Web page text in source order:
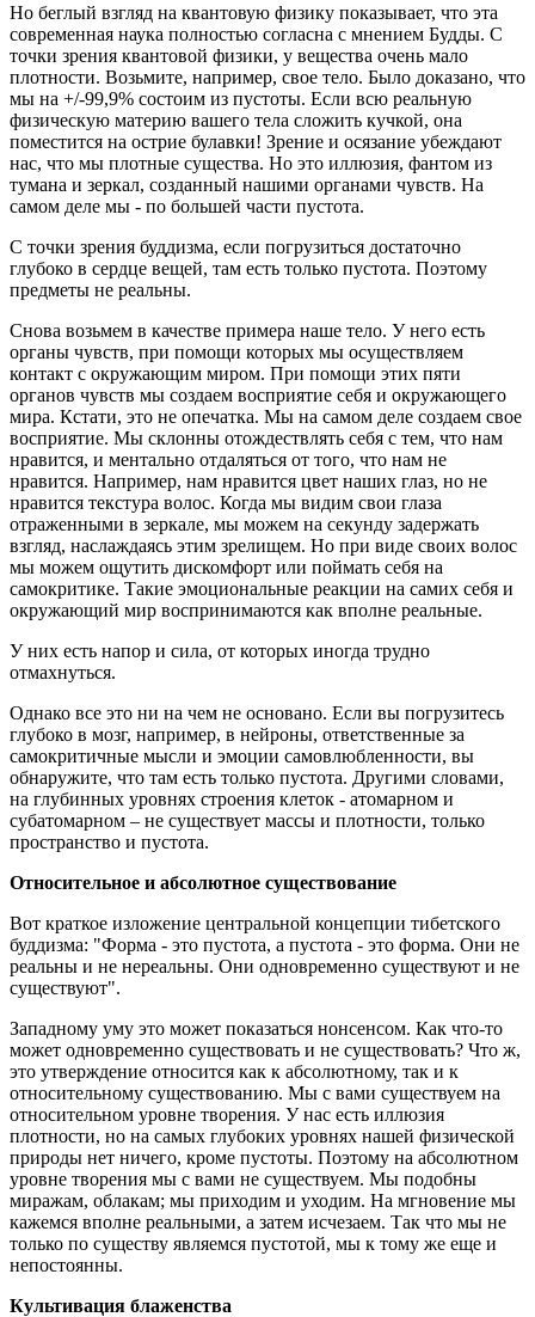
Но беглый взгляд на квантовую физику показывает, что эта
современная наука полностью согласна с мнением Будды. С
точки зрения квантовой физики, у вещества очень мало
плотности. Возьмите, например, свое тело. Было доказано, что
мы на +/-99,9% состоим из пустоты. Если всю реальную
физическую материю вашего тела сложить кучкой, она
поместится на острие булавки! Зрение и осязание убеждают
нас, что мы плотные существа. Но это иллюзия, фантом из
тумана и зеркал, созданный нашими органами чувств. На
самом деле мы - по большей части пустота.
С точки зрения буддизма, если погрузиться достаточно
глубоко в сердце вещей, там есть только пустота. Поэтому
предметы не реальны.
Снова возьмем в качестве примера наше тело. У него есть
органы чувств, при помощи которых мы осуществляем
контакт с окружающим миром. При помощи этих пяти
органов чувств мы создаем восприятие себя и окружающего
мира. Кстати, это не опечатка. Мы на самом деле создаем свое
восприятие. Мы склонны отождествлять себя с тем, что нам
нравится, и ментально отдаляться от того, что нам не
нравится. Например, нам нравится цвет наших глаз, но не
нравится текстура волос. Когда мы видим свои глаза
отраженными в зеркале, мы можем на секунду задержать
взгляд, наслаждаясь этим зрелищем. Но при виде своих волос
мы можем ощутить дискомфорт или поймать себя на
самокритике. Такие эмоциональные реакции на самих себя и
окружающий мир воспринимаются как вполне реальные.
У них есть напор и сила, от которых иногда трудно
отмахнуться.
Однако все это ни на чем не основано. Если вы погрузитесь
глубоко в мозг, например, в нейроны, ответственные за
самокритичные мысли и эмоции самовлюбленности, вы
обнаружите, что там есть только пустота. Другими словами,
на глубинных уровнях строения клеток - атомарном и
субатомарном – не существует массы и плотности, только
пространство и пустота.
Относительное и абсолютное существование
Вот краткое изложение центральной концепции тибетского
буддизма: "Форма - это пустота, а пустота - это форма. Они не
реальны и не нереальны. Они одновременно существуют и не
существуют".
Западному уму это может показаться нонсенсом. Как что-то
может одновременно существовать и не существовать? Что ж,
это утверждение относится как к абсолютному, так и к
относительному существованию. Мы с вами существуем на
относительном уровне творения. У нас есть иллюзия
плотности, но на самых глубоких уровнях нашей физической
природы нет ничего, кроме пустоты. Поэтому на абсолютном
уровне творения мы с вами не существуем. Мы подобны
миражам, облакам; мы приходим и уходим. На мгновение мы
кажемся вполне реальными, а затем исчезаем. Так что мы не
только по существу являемся пустотой, мы к тому же еще и
непостоянны.
Культивация блаженства